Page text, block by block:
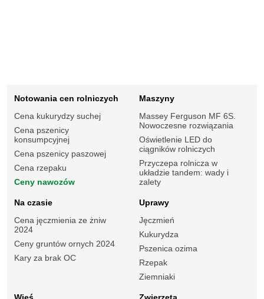
Notowania cen rolniczych
Cena kukurydzy suchej
Cena pszenicy
konsumpcyjnej
Cena pszenicy paszowej
Cena rzepaku
Ceny nawozów
Maszyny
Massey Ferguson MF 6S.
Nowoczesne rozwiązania
Oświetlenie LED do
ciągników rolniczych
Przyczepa rolnicza w
układzie tandem: wady i
zalety
Na czasie
Cena jęczmienia ze żniw
2024
Ceny gruntów ornych 2024
Kary za brak OC
Uprawy
Jęczmień
Kukurydza
Pszenica ozima
Rzepak
Ziemniaki
Wieś Zwierzęta